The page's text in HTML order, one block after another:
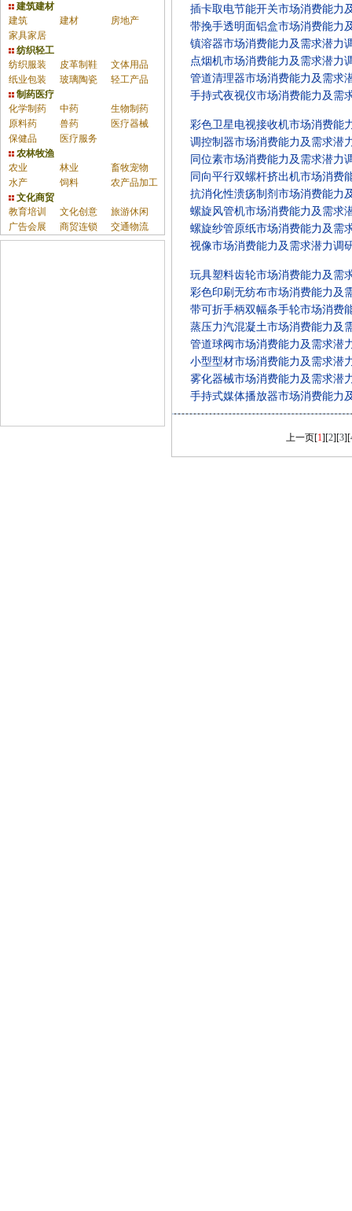
建筑建材
建筑
建材
房地产
家具家居
纺织轻工
纺织服装
皮革制鞋
文体用品
纸业包装
玻璃陶瓷
轻工产品
制药医疗
化学制药
中药
生物制药
原料药
兽药
医疗器械
保健品
医疗服务
农林牧渔
农业
林业
畜牧宠物
水产
饲料
农产品加工
文化商贸
教育培训
文化创意
旅游休闲
广告会展
商贸连锁 交通物流
插卡取电节能开关市场消费能力
带挽手透明面铝盒市场消费能力
镇溶器市场消费能力及需求潜力
点烟机市场消费能力及需求潜力
管道清理器市场消费能力及需求
手持式夜视仪市场消费能力及需
彩色卫星电视接收机市场消费能
调控制器市场消费能力及需求潜
同位素市场消费能力及需求潜力
同向平行双螺杆挤出机市场消费
抗消化性溃疡制剂市场消费能力
螺旋风管机市场消费能力及需求
螺旋纱管原纸市场消费能力及需
视像市场消费能力及需求潜力调
玩具塑料齿轮市场消费能力及需
彩色印刷无纺布市场消费能力及
带可折手柄双幅条手轮市场消费
蒸压力汽混凝土市场消费能力及
管道球阀市场消费能力及需求潜
小型型材市场消费能力及需求潜
雾化器械市场消费能力及需求潜
手持式媒体播放器市场消费能力
上一页[1][2][3][